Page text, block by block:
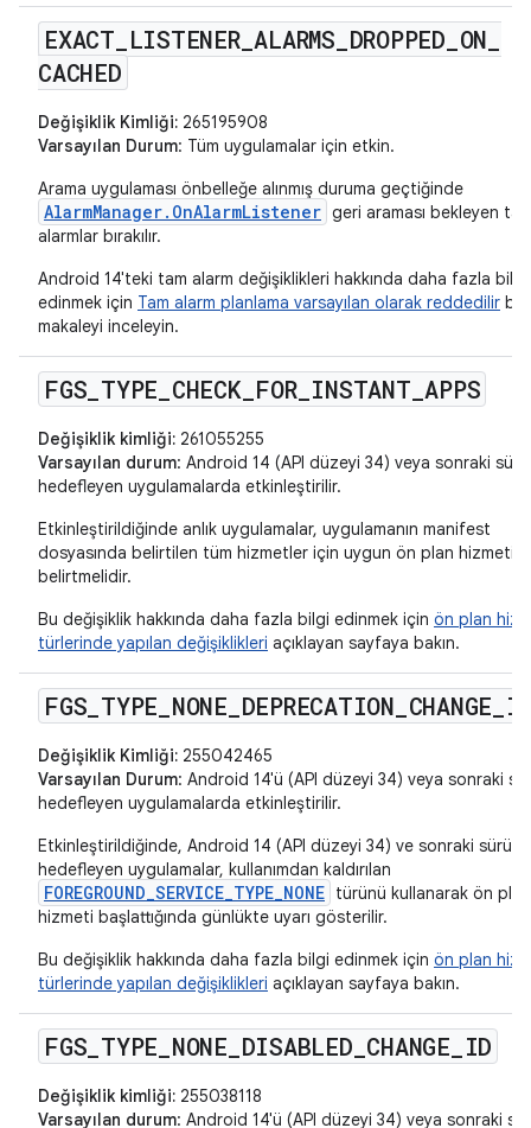
EXACT LISTENER_ ALARMS DROPPED ON
CACHED
Değişiklik Kimliği: 265195908
Varsayılan Durum: Tüm uygulamalar için etkin.
Arama uygulaması önbelleğe alınmış duruma geçtiğinde
AlarmManager.OnAlarmListener geri araması bekleyen
alarmlar bırakılır.
Android 14'teki tam alarm değişiklikleri hakkında daha fazla bilgi
edinmek için Tam alarm planlama varsayılan olarak reddedilir
makaleyi inceleyin.
FGS TYPE CHECK FOR_ INSTANT APPS
Değişiklik kimliği: 261055255
Varsayılan durum: Android 14 (API düzeyi 34) veya sonraki
hedefleyen uygulamalarda etkinleştirilir.
Etkinleştirildiğinde anlık uygulamalar, uygulamanın manifest
dosyasında belirtilen tüm hizmetler için uygun ön plan hizmeti
belirtmelidir.
Bu değişiklik hakkında daha fazla bilgi edinmek için ön plan
türlerinde yapılan değişiklikleri açıklayan sayfaya bakın.
FGS TYPE NONE DEPRECATION CHANGE
Değişiklik Kimliği: 255042465
Varsayılan Durum: Android 14'ü (API düzeyi 34) veya sonraki
hedefleyen uygulamalarda etkinleştirilir.
Etkinleştirildiğinde, Android 14 (API düzeyi 34) ve sonraki
hedefleyen uygulamalar, kullanımdan kaldırılan
FOREGROUND_SERVICE_TYPE_NONE türünü kullanarak ön plan
hizmeti başlattığında günlükte uyarı gösterilir.
Bu değişiklik hakkında daha fazla bilgi edinmek için ön plan
türlerinde yapılan değişiklikleri açıklayan sayfaya bakın.
FGS TYPE NONE DISABLED CHANGE ID
Değişiklik kimliği: 255038118
Varsayılan durum: Android 14'ü (API düzeyi 34) veya sonraki